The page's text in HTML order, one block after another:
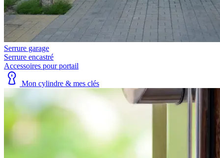
Serrure garage
Serrure encastré
Accessoires pour portail
Mon cylindre & mes clés